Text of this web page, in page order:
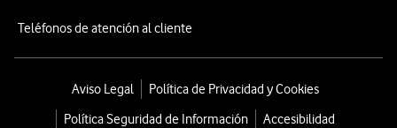
Teléfonos de atención al cliente
Aviso Legal
Política de Privacidad y Cookies
Política Seguridad de Información
Accesibilidad